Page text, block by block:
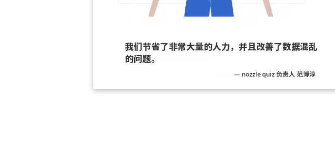
我们节省了非常大量的人力，并且改善了数据混乱
的问题。
— nozzle quiz 负责人 范博淳